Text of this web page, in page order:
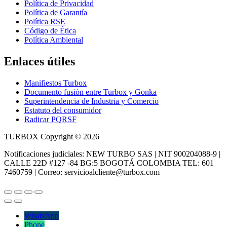
Política de Privacidad
Política de Garantía
Política RSE
Código de Ética
Política Ambiental
Enlaces útiles
Manifiestos Turbox
Documento fusión entre Turbox y Gonka
Superintendencia de Industria y Comercio
Estatuto del consumidor
Radicar PQRSF
TURBOX Copyright © 2026
Notificaciones judiciales: NEW TURBO SAS | NIT 900204088-9 |
CALLE 22D #127 -84 BG:5 BOGOTÁ COLOMBIA TEL: 601
7460759 | Correo: servicioalcliente@turbox.com
WhatsApp
Phone